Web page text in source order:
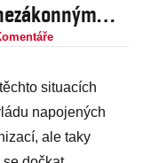
Může
lobbistu
situacích
napojených
ale taky